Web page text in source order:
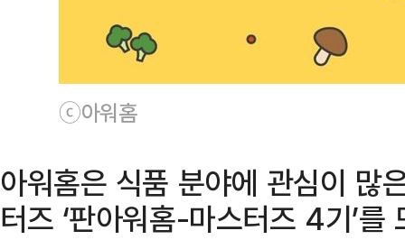
ⓒ아워홈
아워홈은 식품 분야에 관심이 많
터즈 ‘판아워홈-마스터즈 4기’